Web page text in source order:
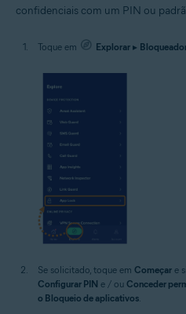
confidenciais com um PIN ou
Toque em Explorar ▸
Se solicitado, toque em Começar e
Configurar PIN e / ou Conceder
o Bloqueio de aplicativos